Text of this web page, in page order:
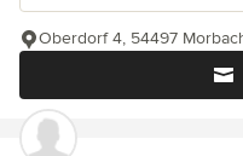
Oberdorf 4, 54497